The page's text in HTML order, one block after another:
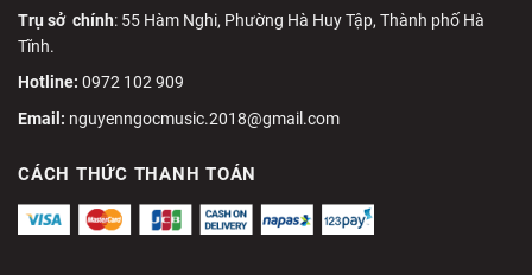
Trụ sở chính: 55 Hàm Nghi, Phường Hà Huy Tập, Thành phố Hà
Tĩnh.
Hotline: 0972 102 909
Email: nguyenngocmusic.2018@gmail.com
CÁCH THỨC THANH TOÁN